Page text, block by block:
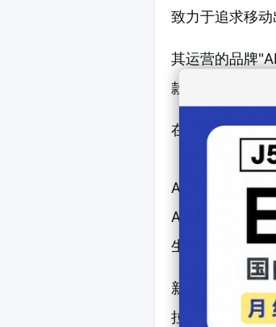
致力于追求移动
其运营的品牌
款上市车型的
在CES 2026上
（全3色）以
AFEELA作为
Augmentation
生）"这三个概
新闻发布会定
拉斯维加斯会